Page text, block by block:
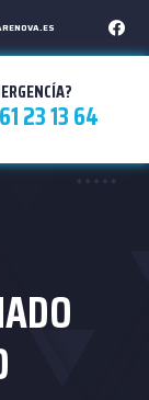
23 13 64